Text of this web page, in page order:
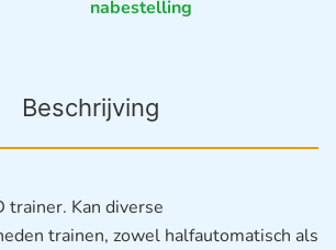
nabestelling
Beschrijving
trainer. Kan diverse
trainen, zowel halfautomatisch als